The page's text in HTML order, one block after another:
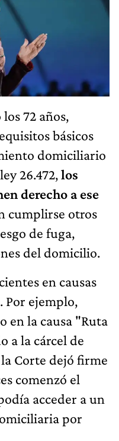
72 años,
básicos
domiciliario
26.472,los
derecho a ese
cumplirse otros
de fuga,
del domicilio.
en causas
Por ejemplo,
en la causa "Ruta
a la cárcel de
Corte dejó firme
comenzó el
acceder a un
por